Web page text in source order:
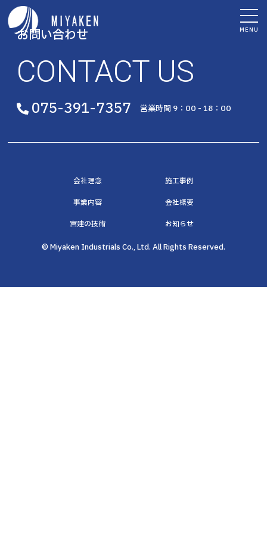
MENU
お問い合わせ
CONTACT US
075-391-7357 営業時間 9：00 - 18：00
会社理念 施工事例
事業内容 会社概要
宮建の技術 お知らせ
© Miyaken Industrials Co., Ltd. All Rights Reserved.